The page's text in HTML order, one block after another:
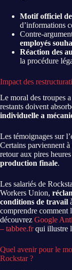
Motif officiel
d’informations
Contre-
employés
Réaction des
la procédure
Impact des
Le moral des troupes
restants doivent
individuelle a
Les témoignages sur
Certains parviennent
retour aux pires heures
production finale.
Les salariés de
Workers Union,
conditions de travail
comprendre comment
découvrez Google
– tabbee.frqui illustre
Quel avenir pour le
Rockstar ?